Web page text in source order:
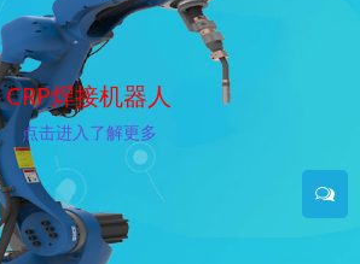
CRP焊接机器人
点击进入了解更多